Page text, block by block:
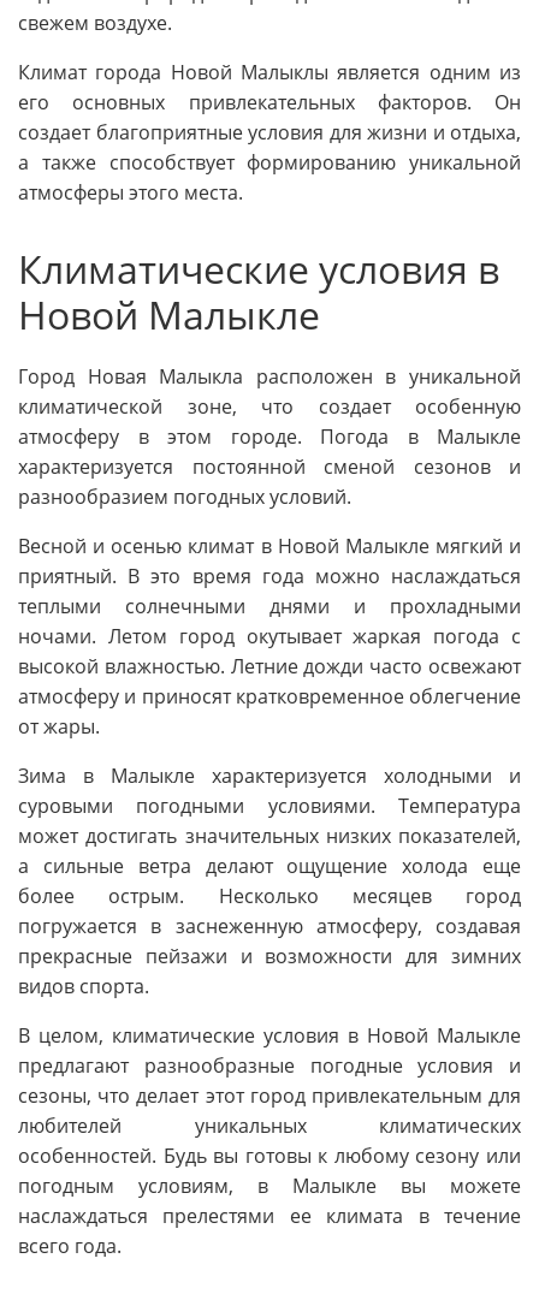
свежем воздухе.
Климат города Новой Малыклы является одним из
его основных привлекательных факторов. Он
создает благоприятные условия для жизни и отдыха,
а также способствует формированию уникальной
атмосферы этого места.
Климатические условия в
Новой Малыкле
Город Новая Малыкла расположен в уникальной
климатической зоне, что создает особенную
атмосферу в этом городе. Погода в Малыкле
характеризуется постоянной сменой сезонов и
разнообразием погодных условий.
Весной и осенью климат в Новой Малыкле мягкий и
приятный. В это время года можно наслаждаться
теплыми солнечными днями и прохладными
ночами. Летом город окутывает жаркая погода с
высокой влажностью. Летние дожди часто освежают
атмосферу и приносят кратковременное облегчение
от жары.
Зима в Малыкле характеризуется холодными и
суровыми погодными условиями. Температура
может достигать значительных низких показателей,
а сильные ветра делают ощущение холода еще
более острым. Несколько месяцев город
погружается в заснеженную атмосферу, создавая
прекрасные пейзажи и возможности для зимних
видов спорта.
В целом, климатические условия в Новой Малыкле
предлагают разнообразные погодные условия и
сезоны, что делает этот город привлекательным для
любителей уникальных климатических
особенностей. Будь вы готовы к любому сезону или
погодным условиям, в Малыкле вы можете
наслаждаться прелестями ее климата в течение
всего года.